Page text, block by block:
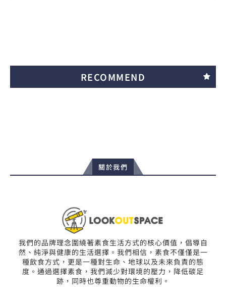
RECOMMEND
關於我們
我們的品牌理念圍繞著素食生活方式的核心價值，倡導自
然、純淨與健康的生活選擇。我們相信，素食不僅僅是一
種飲食方式，更是一種對生命、地球以及未來負責的態
度。通過選擇素食，我們減少對環境的壓力，降低碳足
跡，同時也尊重動物的生命權利。